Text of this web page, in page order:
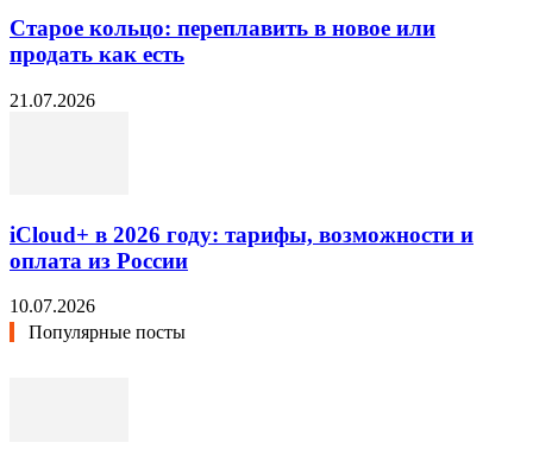
Старое кольцо: переплавить в новое или
продать как есть
21.07.2026
iCloud+ в 2026 году: тарифы, возможности и
оплата из России
10.07.2026
Популярные посты